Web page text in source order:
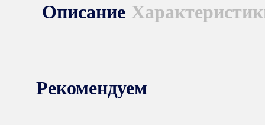
Описание
Рекомендуем